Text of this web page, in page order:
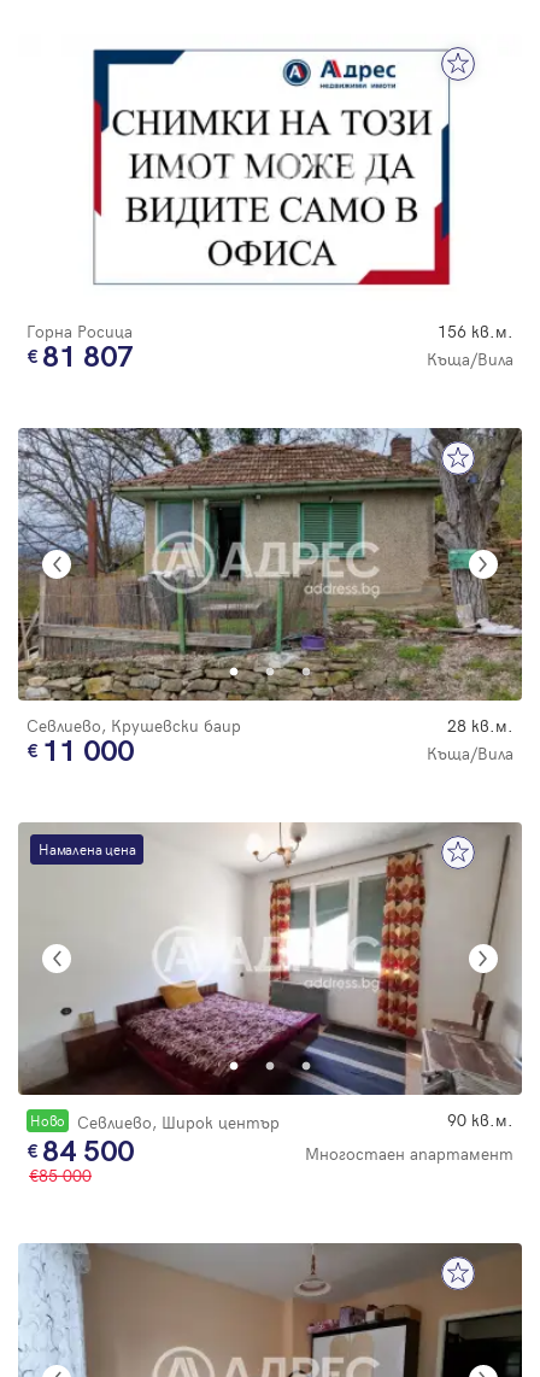
Горна Росица 156 кв.м.
81 807 Къща/Вила
Севлиево, Крушевски баир 28 кв.м.
11 000 Къща/Вила
Намалена цена
Новo Севлиево, Широк център 90 кв.м.
84 500
Многостаен апартамент
85 000